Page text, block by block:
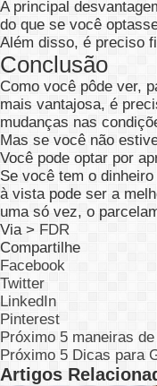
A principal
do que se você
Além disso, é preciso
Conclusão
Como você pôde ver,
mais vantajosa, é
mudanças nas
Mas se você não
Você pode optar por
Se você tem o
à vista pode ser a
uma só vez, o
Via > FDR
Compartilhe
Facebook
Twitter
LinkedIn
Pinterest
Próximo 5 maneiras
Próximo 5 Dicas para
Artigos